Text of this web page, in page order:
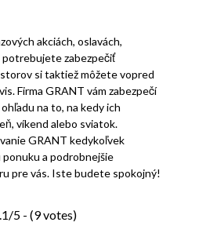
akciách, oslavách,
potrebujete zabezpečiť
si taktiež môžete vopred
Firma GRANT vám zabezpečí
na to, na kedy ich
víkend alebo sviatok.
GRANT kedykoľvek
a podrobnejšie
pre vás. Iste budete spokojný!
5 - (9 votes)